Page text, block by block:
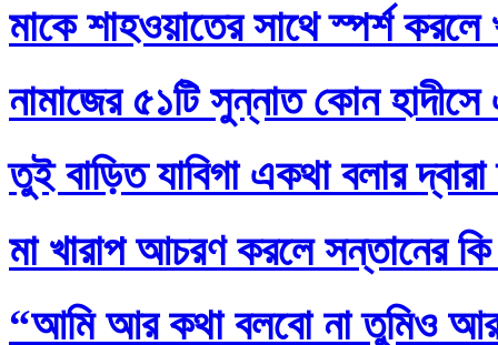
মাকে শাহওয়াতের সাথে স্পর্শ করলে
নামাজের ৫১টি সুন্নাত কোন হাদীসে
তুই বাড়িত যাবিগা একথা বলার
মা খারাপ আচরণ করলে সন্তানের
“আমি আর কথা বলবো না তুমিও আর